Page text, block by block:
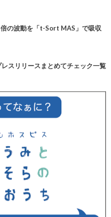
の波動を「t-Sort MAS」で吸収
レスリリースまとめてチェック一覧